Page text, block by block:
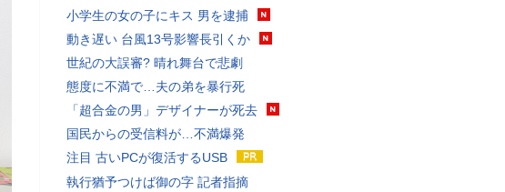
小学生の女の子にキス 男を逮捕
動き遅い 台風13号影響長引くか
世紀の大誤審? 晴れ舞台で悲劇
態度に不満で…夫の弟を暴行死
「超合金の男」デザイナーが死去
国民からの受信料が…不満爆発
注目 古いPCが復活するUSB
執行猶予つけば御の字 記者指摘